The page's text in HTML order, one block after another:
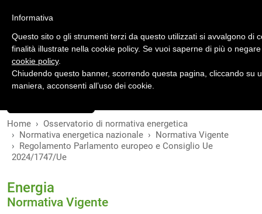
INDICE VERSIONI
Home
Osservatorio di normativa energetica
Normativa energetica nazionale
Normativa Vigente
Regolamento Parlamento europeo e Consiglio Ue
2024/1747/Ue
Energia
Normativa Vigente
Informativa
Questo sito o gli strumenti terzi da questo utilizzati si avvalgono di
finalità illustrate nella cookie policy. Se vuoi saperne di più o
cookie policy.
Chiudendo questo banner, scorrendo questa pagina, cliccando su
maniera, acconsenti all’uso dei cookie.